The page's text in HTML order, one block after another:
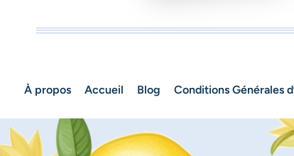
À propos Accueil Blog Conditions Générales